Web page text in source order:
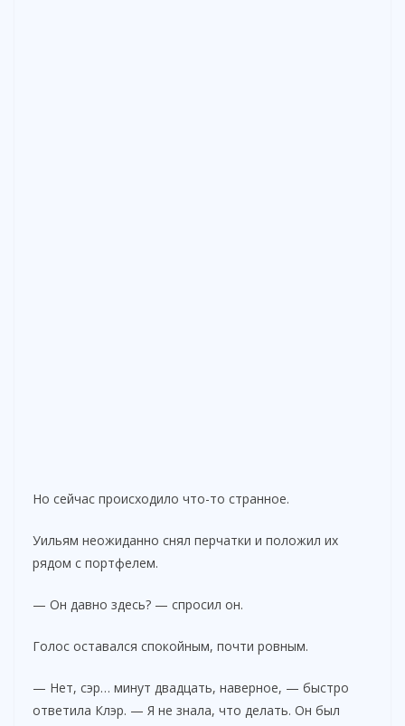
Но сейчас происходило что-то странное.
Уильям неожиданно снял перчатки и положил их
рядом с портфелем.
— Он давно здесь? — спросил он.
Голос оставался спокойным, почти ровным.
— Нет, сэр… минут двадцать, наверное, — быстро
ответила Клэр. — Я не знала, что делать. Он был